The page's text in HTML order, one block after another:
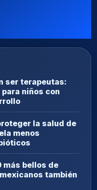
ser terapeutas:
niños con
la salud de
menos
más bellos de
también